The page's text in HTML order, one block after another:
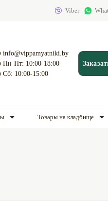
Viber
info@vippamyatniki.by
Пн-Пт: 10:00-18:00
Сб: 10:00-15:00
Товары на кладбище